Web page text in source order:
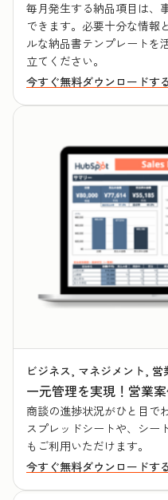
毎月発生する納品項目は、
できます。必要十分な情報
ルな納品書テンプレートを
立てください。
今すぐ無料ダウンロードする
ビジネス, マネジメント, 営
一元管理を実現！営業
商談の進捗状況がひと目で
スプレッドシートや、シー
もご利用いただけます。
今すぐ無料ダウンロードする